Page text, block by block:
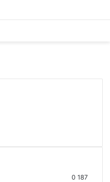
0 187